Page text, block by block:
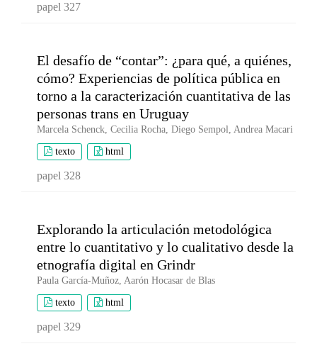
papel 327
El desafío de “contar”: ¿para qué, a quiénes,
cómo? Experiencias de política pública en
torno a la caracterización cuantitativa de las
personas trans en Uruguay
Marcela Schenck, Cecilia Rocha, Diego Sempol, Andrea Macari
texto html
papel 328
Explorando la articulación metodológica
entre lo cuantitativo y lo cualitativo desde la
etnografía digital en Grindr
Paula García-Muñoz, Aarón Hocasar de Blas
texto html
papel 329